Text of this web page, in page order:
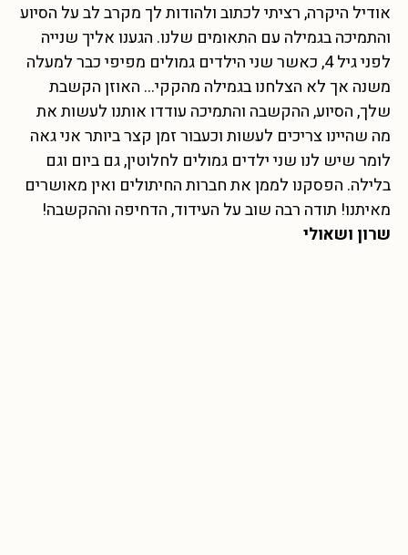
אודיל היקרה, רציתי לכתוב ולהודות לך מקרב לב על הסיוע
והתמיכה בגמילה עם התאומים שלנו. הגענו אליך שנייה
לפני גיל 4, כאשר שני הילדים גמולים מפיפי כבר למעלה
משנה אך לא הצלחנו בגמילה מהקקי… האוזן הקשבת
שלך, הסיוע, ההקשבה והתמיכה עודדו אותנו לעשות את
מה שהיינו צריכים לעשות וכעבור זמן קצר ביותר אני גאה
לומר שיש לנו שני ילדים גמולים לחלוטין, גם ביום וגם
בלילה. הפסקנו לממן את חברות החיתולים ואין מאושרים
מאיתנו! תודה רבה שוב על העידוד, הדחיפה וההקשבה!
שרון ושאולי